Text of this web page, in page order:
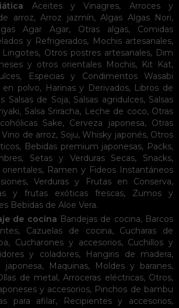
Aceites y Vinagres, Arroces y
arroz, Arroz jazmín, Algas Algas Nori,
Agar Agar, Otras algas, Comidas
y Refrigerados, Mochis artesanales,
Lingotes, Otros postres artesanales, Dim
y otros orientales Mochis, Kit Kat,
, Especias y Condimentos
Wasabi
en polvo, Harinas y Derivados, Libros de
Salsas de Soja, Salsas agridulces, Salsas
, Salsa Sriracha, Leche de coco, Otras
Sake, Cerveza japonesa, Otras
Vino de arroz, Soju, Whisky japonés, Otros
, Bebidas premium japonesas, Packs,
, Setas y Verduras Secas, Snacks,
orientales, Ramen y Fideos Instantáneos
, Verduras y Frutas en Conserva,
y frutas exóticas frescas, Zumos y
Bebidas de Aloe Vera.
de cocina Bandejas de cocina, Barcos
, Cazuelas de cocina, Cucharas de
, Cucharones y accesorios, Cuchillos y
y coladores, Hangiris de madera,
, Maquinas, Moldes y baranes,
de metal,Arroceras eléctricas, Otros,
y accesorios, Pinchos de bambu
para afilar, Recipientes y accesorios,